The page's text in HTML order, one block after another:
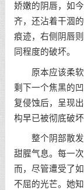
娇嫩的阴唇，如
齐，还沾着干涸
痕迹，右侧阴唇
同程度的破坏。
原本应该柔软
剩下一个焦黑的
复侵蚀后，呈现
构早已被彻底破
整个阴部散发
甜腥气息。每一
而，尽管遭受了
不屈的光芒。她